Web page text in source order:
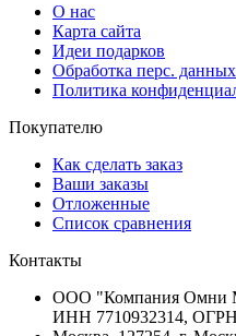
О нас
Карта сайта
Идеи подарков
Обработка перс. данных
Политика
Покупателю
Как сделать заказ
Ваши заказы
Отложенные
Список сравнения
Контакты
ООО "Компания Омни
ИНН 7710932314, ОГРН